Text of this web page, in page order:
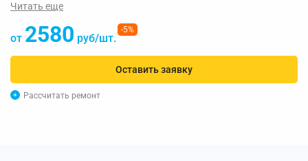
Читать еще
от 2580 руб/шт.
-5%
Оставить заявку
Рассчитать ремонт